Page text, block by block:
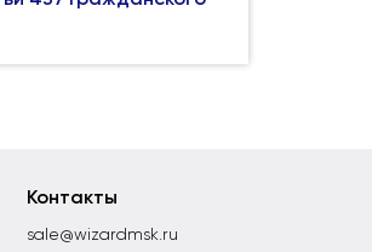
Контакты
sale@wizardmsk.ru